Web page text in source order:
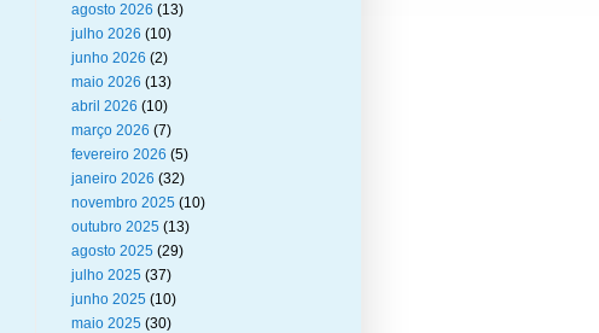
agosto 2026 (13)
julho 2026 (10)
junho 2026 (2)
maio 2026 (13)
abril 2026 (10)
março 2026 (7)
fevereiro 2026 (5)
janeiro 2026 (32)
novembro 2025 (10)
outubro 2025 (13)
agosto 2025 (29)
julho 2025 (37)
junho 2025 (10)
maio 2025 (30)